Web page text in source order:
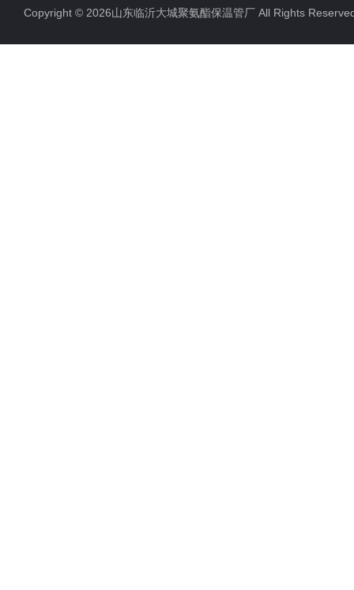
聚氨酯发泡保温管
Copyright © 2026山东临沂大城聚氨酯保温管厂 All Rights